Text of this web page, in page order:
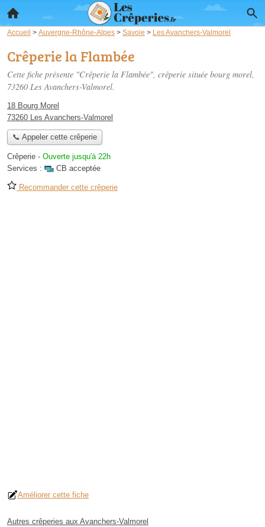
Accueil > Auvergne-Rhône-Alpes > Savoie > Les Avanchers-Valmorel
Crêperie la Flambée
Cette fiche présente "Crêperie la Flambée", crêperie située bourg morel,
73260 Les Avanchers-Valmorel.
18 Bourg Morel
73260 Les Avanchers-Valmorel
📞 Appeler cette crêperie
Crêperie - Ouverte jusqu'à 22h
Services :
CB acceptée
Recommander cette crêperie
Améliorer cette fiche
Autres crêperies aux Avanchers-Valmorel